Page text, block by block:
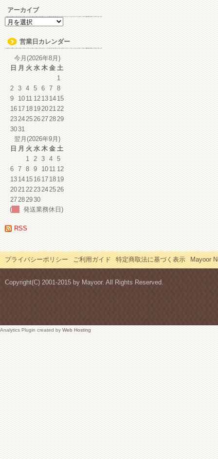
アーカイブ
ア
ー
カ
イ
ブ
営業日カレンダー
今月(2026年8月)
日 月 火 水 木 金 土
1
2 3 4 5 6 7 8
9 1011 12131415
16171819202122
23242526272829
3031
翌月(2026年9月)
日 月 火 水 木 金 土
1 2 3 4 5
6 7 8 9 1011 12
13141516171819
20212223242526
27282930
(
発送業務休日)
RSS
プライバシーポリシー ご利用ガイド 特定商取法に基づく表示 Mayoor
Copyright(C) 2001-2015 by Mayoor. All Rights Reserved.
Analytics Plugin created byWeb Hosting